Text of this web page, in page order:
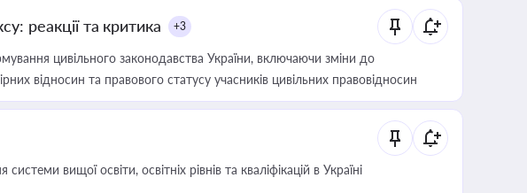
реакції та критика +3
цивільного законодавства України, включаючи зміни до
відносин та правового статусу учасників цивільних правовідносин
вищої освіти, освітніх рівнів та кваліфікацій в Україні